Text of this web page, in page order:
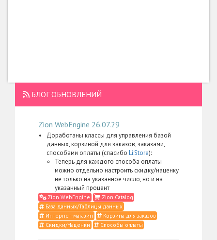
БЛОГ ОБНОВЛЕНИЙ
Zion WebEngine 26.07.29
Доработаны классы для управления базой
данных, корзиной для заказов, заказами,
способами оплаты (спасибо Li:Store):
Теперь для каждого способа оплаты
можно отдельно настроить скидку/наценку
не только на указанное число, но и на
указанный процент
Zion WebEngine
Zion Catalog
База данных/Таблицы данных
Интернет-магазин
Корзина для заказов
Скидки/Наценки
Способы оплаты